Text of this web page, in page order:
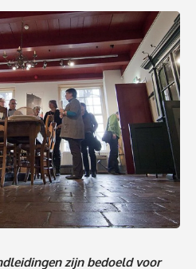
zijn bedoeld voor